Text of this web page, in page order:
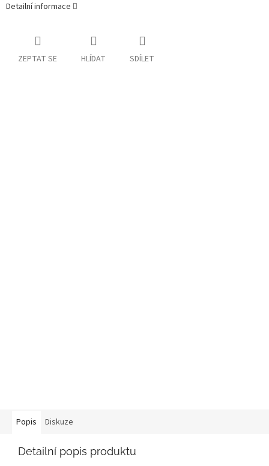
Detailní informace
ZEPTAT SE HLÍDAT SDÍLET
Popis Diskuze
Detailní popis produktu